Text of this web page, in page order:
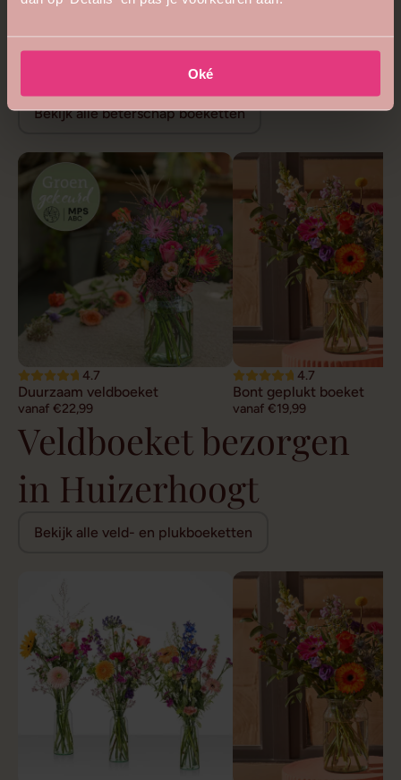
Oké
5
vanaf €68,99 vanaf €26,99
Beterschap bloemen
Bekijk alle beterschap boeketten
4.7
Duurzaam veldboeket
vanaf €22,99
4.7
Bont geplukt boeket
vanaf €19,99
Veldboeket bezorgen
in Huizerhoogt
Bekijk alle veld- en plukboeketten